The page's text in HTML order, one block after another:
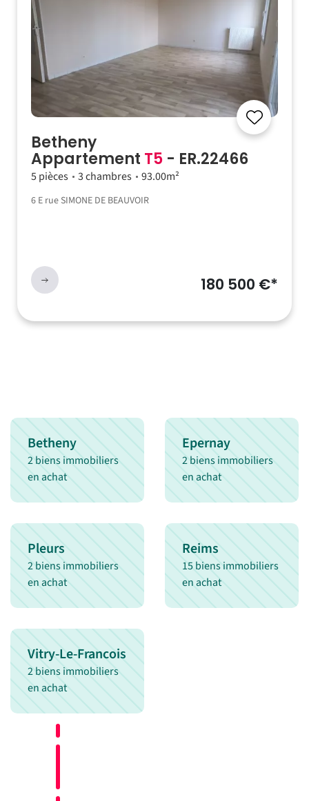
Betheny
Appartement T5 - ER.22466
5 pièces 3 chambres 93.00m²
6 E rue SIMONE DE BEAUVOIR
180 500 €*
Betheny
2 biens immobiliers
en achat
Epernay
2 biens immobiliers
en achat
Pleurs
2 biens immobiliers
en achat
Reims
15 biens immobiliers
en achat
Vitry-Le-Francois
2 biens immobiliers
en achat